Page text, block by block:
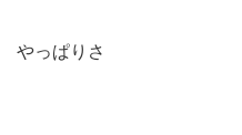
やっぱりさ